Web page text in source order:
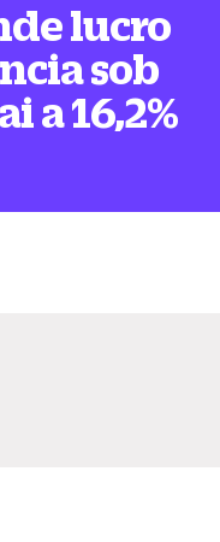
lucro
sob
a 16,2%